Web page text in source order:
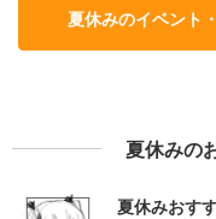
夏休みのイベント
夏休みの
夏休みおす